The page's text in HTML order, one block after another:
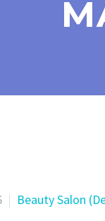
Beauty Salon